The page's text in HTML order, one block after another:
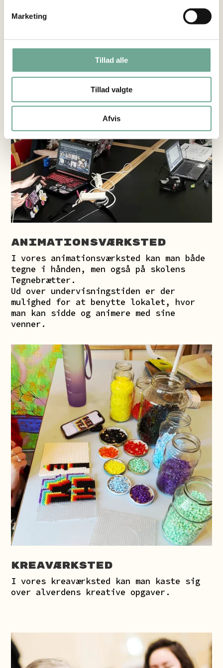
Marketing
Tillad alle
Tillad valgte
Afvis
Animationsværksted
I vores animationsværksted kan man både
tegne i hånden, men også på skolens
Tegnebrætter.
Ud over undervisningstiden er der
mulighed for at benytte lokalet, hvor
man kan sidde og animere med sine
venner.
Kreaværksted
I vores kreaværksted kan man kaste sig
over alverdens kreative opgaver.